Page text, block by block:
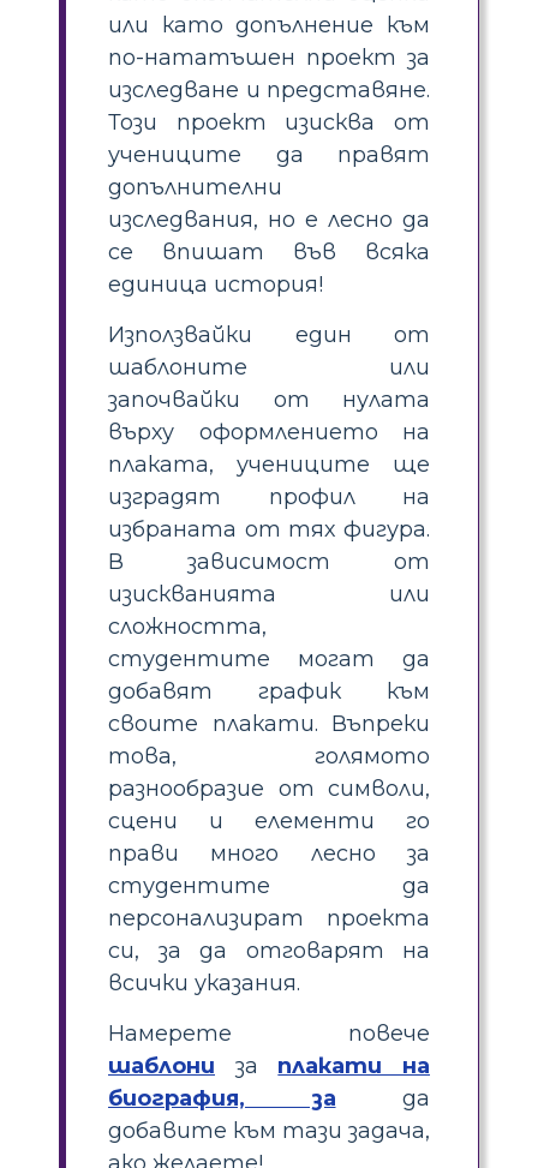
или като допълнение към
по-нататъшен проект за
изследване и представяне.
Този проект изисква от
учениците да правят
допълнителни
изследвания, но е лесно да
се впишат във всяка
единица история!
Използвайки един от
шаблоните или
започвайки от нулата
върху оформлението на
плаката, учениците ще
изградят профил на
избраната от тях фигура.
В зависимост от
изискванията или
сложността,
студентите могат да
добавят график към
своите плакати. Въпреки
това, голямото
разнообразие от символи,
сцени и елементи го
прави много лесно за
студентите да
персонализират проекта
си, за да отговарят на
всички указания.
Намерете повече
шаблони за плакати на
биография, за да
добавите към тази задача,